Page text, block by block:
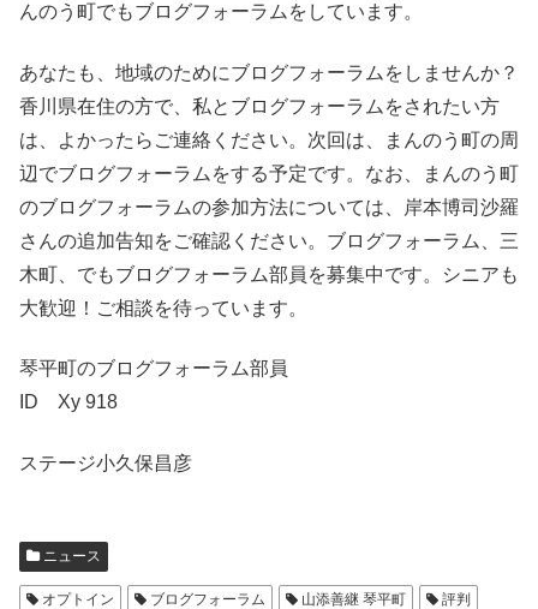
んのう町でもブログフォーラムをしています。
あなたも、地域のためにブログフォーラムをしませんか？
香川県在住の方で、私とブログフォーラムをされたい方
は、よかったらご連絡ください。次回は、まんのう町の周
辺でブログフォーラムをする予定です。なお、まんのう町
のブログフォーラムの参加方法については、岸本博司沙羅
さんの追加告知をご確認ください。ブログフォーラム、三
木町、でもブログフォーラム部員を募集中です。シニアも
大歓迎！ご相談を待っています。
琴平町のブログフォーラム部員
ID Xy 918
ステージ小久保昌彦
ニュース
オプトイン ブログフォーラム 山添善継 琴平町 評判